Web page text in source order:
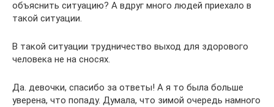
объяснить ситуацию? А вдруг много людей приехало в
такой ситуации.
В такой ситуации трудничество выход для здорового
человека не на сносях.
Да. девочки, спасибо за ответы! А я то была больше
уверена, что попаду. Думала, что зимой очередь намного